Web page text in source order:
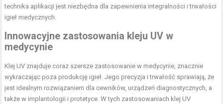
technika aplikacji jest niezbędna dla zapewnienia integralności i trwałości
igieł medycznych.
Innowacyjne zastosowania kleju UV w
medycynie
Klej UV znajduje coraz szersze zastosowanie w medycynie, znacznie
wykraczając poza produkcję igieł. Jego precyzja i trwałość sprawiają, że
jest idealnym rozwiązaniem dla cewników, urządzeń diagnostycznych, a
także w implantologii i protetyce. W tych zastosowaniach klej UV